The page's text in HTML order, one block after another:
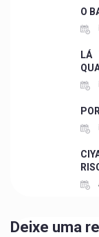
O
LÁ
Deixe uma